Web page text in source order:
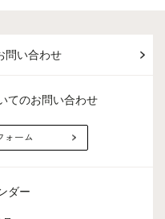
問い合わせ
てのお問い合わせ
ォーム
ダー